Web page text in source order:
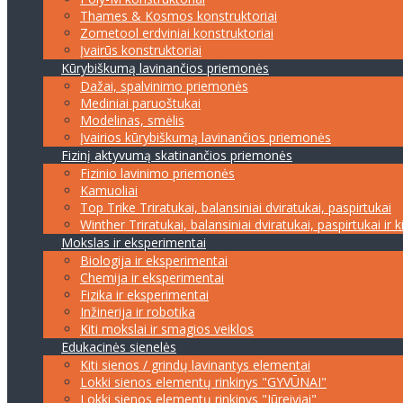
Thames & Kosmos konstruktoriai
Zometool erdviniai konstruktoriai
Įvairūs konstruktoriai
Kūrybiškumą lavinančios priemonės
Dažai, spalvinimo priemonės
Mediniai paruoštukai
Modelinas, smėlis
Įvairios kūrybiškumą lavinančios priemonės
Fizinį aktyvumą skatinančios priemonės
Fizinio lavinimo priemonės
Kamuoliai
Top Trike Triratukai, balansiniai dviratukai, paspirtukai
Winther Triratukai, balansiniai dviratukai, paspirtukai ir
Mokslas ir eksperimentai
Biologija ir eksperimentai
Chemija ir eksperimentai
Fizika ir eksperimentai
Inžinerija ir robotika
Kiti mokslai ir smagios veiklos
Edukacinės sienelės
Kiti sienos / grindų lavinantys elementai
Lokki sienos elementų rinkinys "GYVŪNAI"
Lokki sienos elementų rinkinys "Jūreiviai"